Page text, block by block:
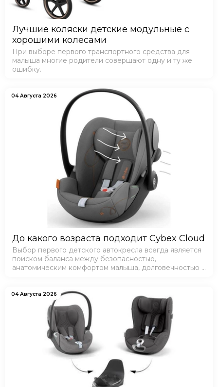
Лучшие коляски детские модульные с
хорошими колесами
При выборе первого транспортного средства для
малыша многие родители совершают одну и ту же
ошибку.
04 Августа 2026
До какого возраста подходит Cybex Cloud
Выбор первого детского автокресла всегда является
поиском баланса между безопасностью,
анатомическим комфортом малыша, долговечностью и
04 Августа 2026